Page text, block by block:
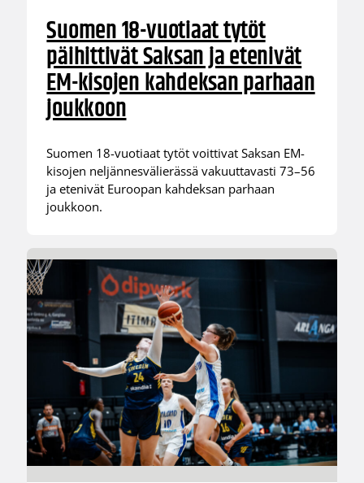
Suomen 18-vuotiaat tytöt
päihittivät Saksan ja etenivät
EM-kisojen kahdeksan parhaan
joukkoon
Suomen 18-vuotiaat tytöt voittivat Saksan EM-
kisojen neljännesvälierässä vakuuttavasti 73–56
ja etenivät Euroopan kahdeksan parhaan
joukkoon.